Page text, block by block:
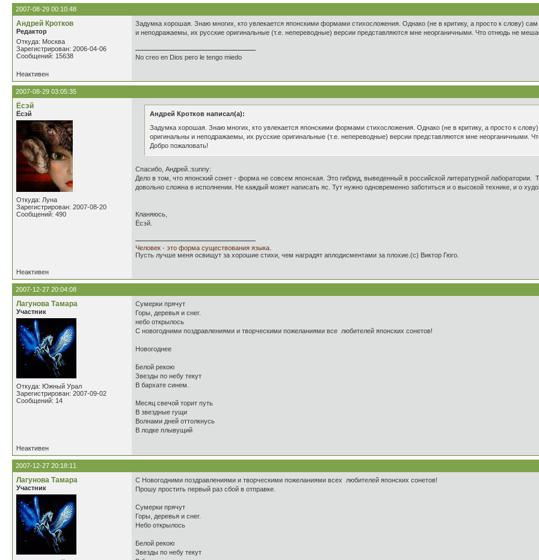
2007-08-29 00:10:48
Андрей Кротков
Редактор
Откуда: Москва
Зарегистрирован: 2006-04-06
Сообщений: 15638
Задумка хорошая. Знаю многих, кто увлекается японскими формами стихосложения. Однако (не в критику, а просто к слову)
и неподражаемы, их русские оригинальные (т.е. непереводные) версии представляются мне неорганичными. Что отнюдь не
No creo en Dios pero le tengo miedo
Неактивен
2007-08-29 03:05:35
Ёсэй
Ёсэй
Откуда: Луна
Зарегистрирован: 2007-08-20
Сообщений: 490
Андрей Кротков написал(а):
Задумка хорошая. Знаю многих, кто увлекается японскими формами стихосложения. Однако (не в критику, а просто к
оригинальны и неподражаемы, их русские оригинальные (т.е. непереводные) версии представляются мне неорганичными.
Добро пожаловать!
Спасибо, Андрей.:sunny:
Дело в том, что японский сонет - форма не совсем японская. Это гибрид, выведенный в российской литературной
довольно сложна в исполнении. Не каждый может написать яс. Тут нужно одновременно заботиться и о высокой технике, и о
Кланяюсь,
Ёсэй.
Человек - это форма существования языка.
Пусть лучше меня освищут за хорошие стихи, чем наградят аплодисментами за плохие.(с) Виктор Гюго.
Неактивен
2007-12-27 20:04:08
Лагунова Тамара
Участник
Откуда: Южный Урал
Зарегистрирован: 2007-09-02
Сообщений: 14
Сумерки прячут
Горы, деревья и снег.
небо открылось
С новогодними поздравлениями и творческими пожеланиями все любителей японских сонетов!
Новогоднее
Белой рекою
Звезды по небу текут
В бархате синем.
Месяц свечой торит путь
В звездные гущи
Волнами дней оттолкнусь
В лодке плывущий
Неактивен
2007-12-27 20:18:11
Лагунова Тамара
Участник
С Новогодними поздравлениями и творческими пожеланиями всех любителей японских сонетов!
Прошу простить первый раз сбой в отправке.
Сумерки прячут
Горы, деревья и снег.
Небо открылось
Белой рекою
Звезды по небу текут